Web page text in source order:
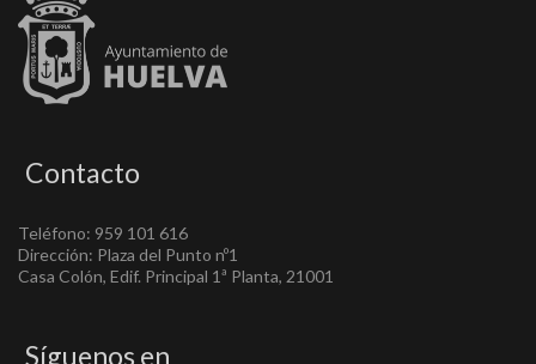
Contacto
Teléfono: 959 101 616
Dirección: Plaza del Punto nº1
Casa Colón, Edif. Principal 1ª Planta, 21001
Síguenos en